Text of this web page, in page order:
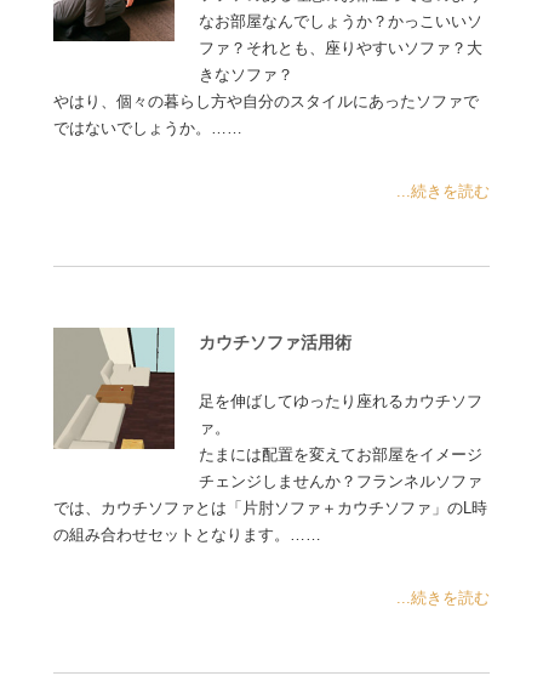
なお部屋なんでしょうか？かっこいいソ
ファ？それとも、座りやすいソファ？大
きなソファ？
やはり、個々の暮らし方や自分のスタイルにあったソファで
ではないでしょうか。……
...続きを読む
カウチソファ活用術
足を伸ばしてゆったり座れるカウチソフ
ァ。
たまには配置を変えてお部屋をイメージ
チェンジしませんか？フランネルソファ
では、カウチソファとは「片肘ソファ＋カウチソファ」のL時
の組み合わせセットとなります。……
...続きを読む